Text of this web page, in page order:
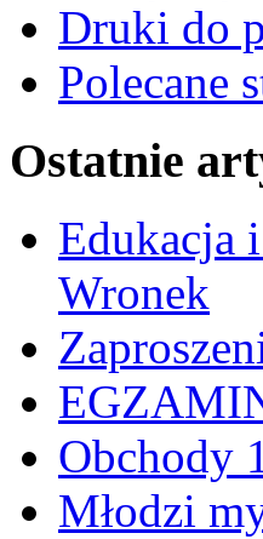
Druki do
Polecane
Ostatnie
Edukacja
Wronek
Obchody
Młodzi